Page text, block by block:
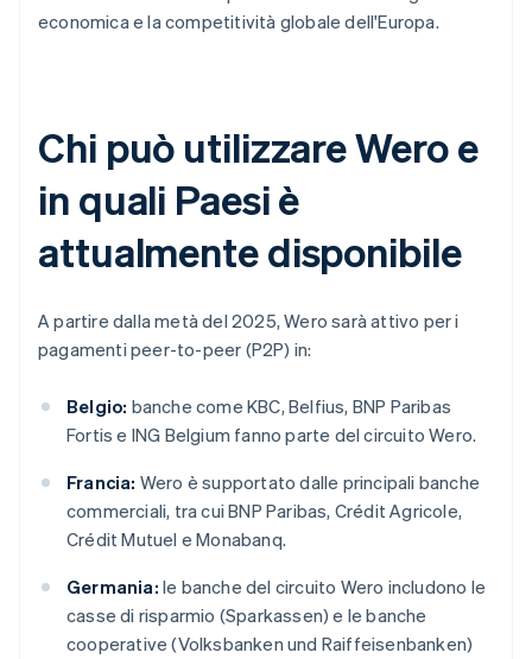
economica e la competitività globale dell'Europa.
Chi può utilizzare Wero e
in quali Paesi è
attualmente disponibile
A partire dalla metà del 2025, Wero sarà attivo per i
pagamenti peer-to-peer (P2P) in:
Belgio: banche come KBC, Belfius, BNP Paribas
Fortis e ING Belgium fanno parte del circuito Wero.
Francia: Wero è supportato dalle principali banche
commerciali, tra cui BNP Paribas, Crédit Agricole,
Crédit Mutuel e Monabanq.
Germania: le banche del circuito Wero includono le
casse di risparmio (Sparkassen) e le banche
cooperative (Volksbanken und Raiffeisenbanken)